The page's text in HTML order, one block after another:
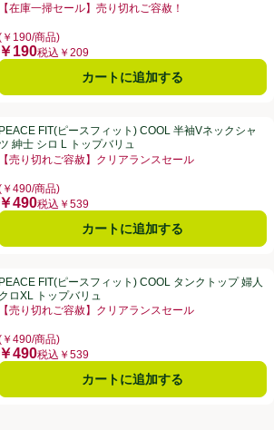
【在庫一掃セール】売り切れご容赦！
￥190/商品)
価格
￥190税込￥209
カートに追加する
ト) COOL 半袖Vネックシャツ 紳士 シロ L ト
点中3.0点。
PEACE FIT(ピースフィット) COOL 半袖Vネックシャ
ツ 紳士 シロ L トップバリュ
【売り切れご容赦】クリアランスセール
￥490/商品)
価格
￥490税込￥539
カートに追加する
ト) COOL タンクトップ 婦人 クロXL トップ
点中0.0点。
PEACE FIT(ピースフィット) COOL タンクトップ 婦人
クロXL トップバリュ
【売り切れご容赦】クリアランスセール
￥490/商品)
価格
￥490税込￥539
カートに追加する